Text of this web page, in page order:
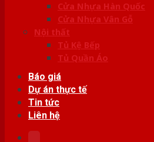
Cửa Nhựa Hàn Quốc
Cửa Nhựa Vân Gỗ
Nội thất
Tủ Kệ Bếp
Tủ Quần Áo
Báo giá
Dự án thực tế
Tin tức
Liên hệ